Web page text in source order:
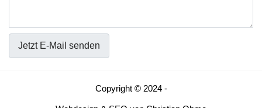
Jetzt E-Mail senden
Copyright © 2024 -